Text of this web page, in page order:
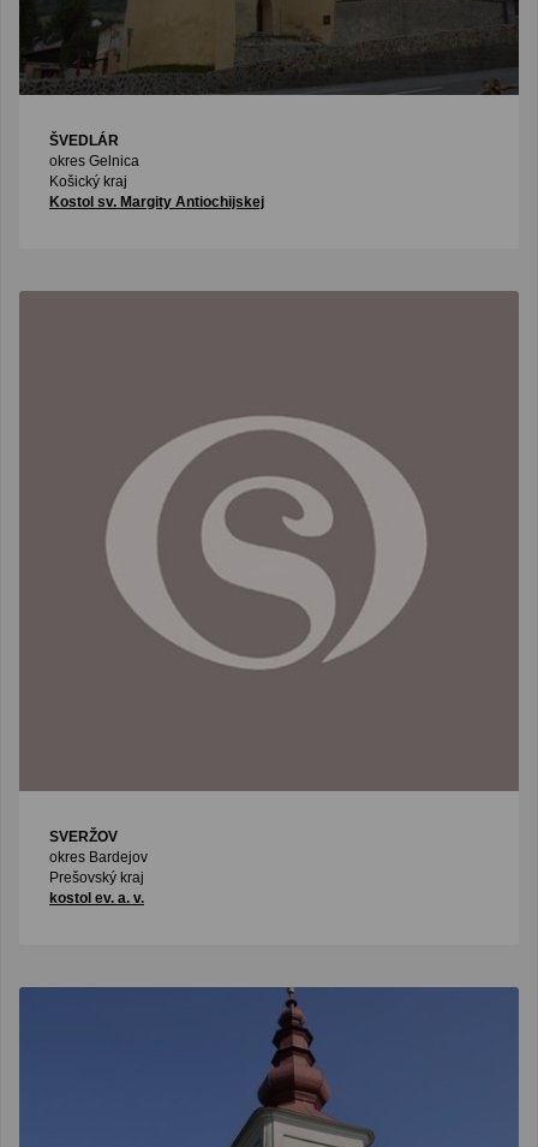
ŠVEDLÁR
okres Gelnica
Košický kraj
Kostol sv. Margity Antiochijskej
SVERŽOV
okres Bardejov
Prešovský kraj
kostol ev. a. v.